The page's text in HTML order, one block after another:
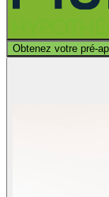
Obtenez votre pré-